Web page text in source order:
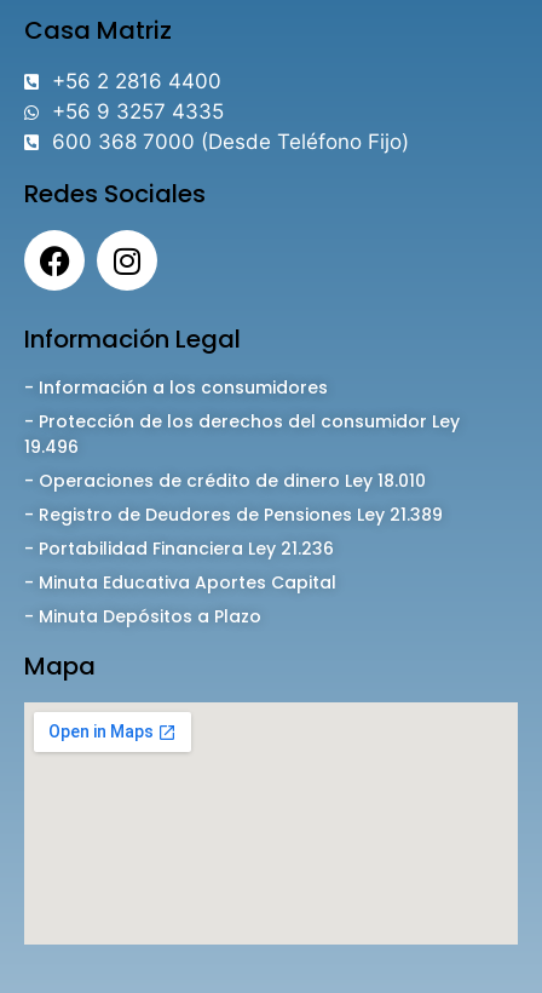
Casa Matriz
+56 2 2816 4400
+56 9 3257 4335
600 368 7000 (Desde Teléfono Fijo)
Redes Sociales
Información Legal
- Información a los consumidores
- Protección de los derechos del consumidor Ley
19.496
- Operaciones de crédito de dinero Ley 18.010
- Registro de Deudores de Pensiones Ley 21.389
- Portabilidad Financiera Ley 21.236
- Minuta Educativa Aportes Capital
- Minuta Depósitos a Plazo
Mapa